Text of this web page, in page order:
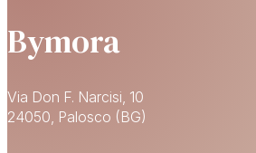
Bymora
Via Don F. Narcisi, 10
24050, Palosco (BG)